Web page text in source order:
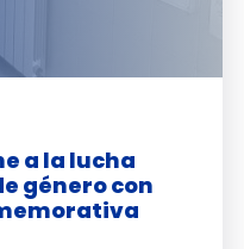
a la lucha
género con